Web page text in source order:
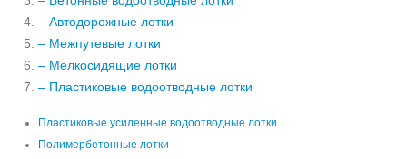
– Автодорожные лотки
– Межпутевые лотки
– Мелкосидящие лотки
– Пластиковые водоотводные лотки
Пластиковые усиленные водоотводные лотки
Полимербетонные лотки